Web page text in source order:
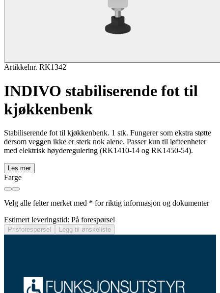
Artikkelnr. RK1342
INDIVO stabiliserende fot til
kjøkkenbenk
Stabiliserende fot til kjøkkenbenk. 1 stk. Fungerer som ekstra støtte
dersom veggen ikke er sterk nok alene. Passer kun til løfteenheter
med elektrisk høyderegulering (RK1410-14 og RK1450-54).
Les mer
Farge
Velg alle felter merket med * for riktig informasjon og dokumenter
Estimert leveringstid: På forespørsel
Prisforespørsel Legg til ønskeliste